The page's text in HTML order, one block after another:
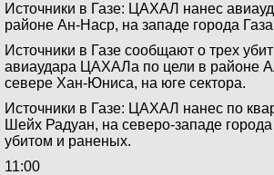
Источники в Газе: ЦАХАЛ нанес
районе Ан-Наср, на западе города
Источники в Газе сообщают о трех
авиаудара ЦАХАЛа по цели в районе
севере Хан-Юниса, на юге сектора.
Источники в Газе: ЦАХАЛ нанес по
Шейх Радуан, на северо-западе
убитом и раненых.
11:00